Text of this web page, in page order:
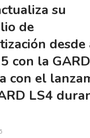
su
de
con la
con el
LS4